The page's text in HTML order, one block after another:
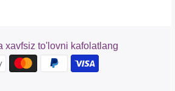
xavfsiz to'lovni kafolatlang